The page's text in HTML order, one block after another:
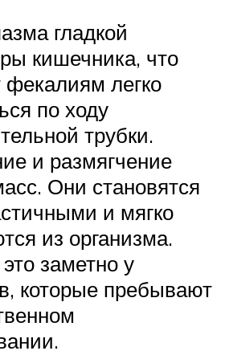
гладкой
кишечника, что
фекалиям легко
по ходу
трубки.
и размягчение
Они становятся
и мягко
из организма.
заметно у
которые пребывают